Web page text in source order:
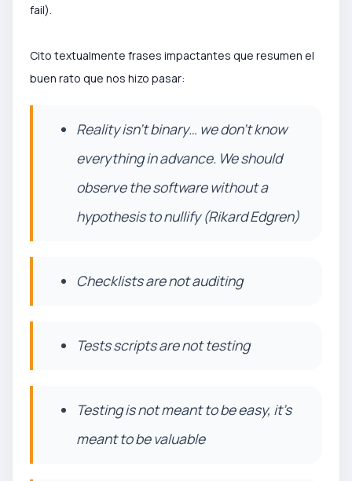
fail).
Cito textualmente frases impactantes que resumen el
buen rato que nos hizo pasar:
Reality isn’t binary… we don’t know
everything in advance. We should
observe the software without a
hypothesis to nullify (Rikard Edgren)
Checklists are not auditing
Tests scripts are not testing
Testing is not meant to be easy, it’s
meant to be valuable